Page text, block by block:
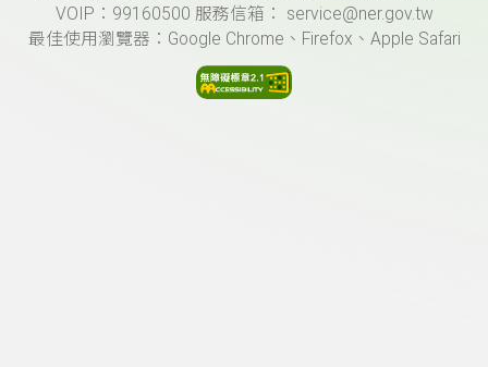
VOIP：99160500 服務信箱： service@ner.gov.tw
最佳使用瀏覽器：Google Chrome、Firefox、Apple Safari